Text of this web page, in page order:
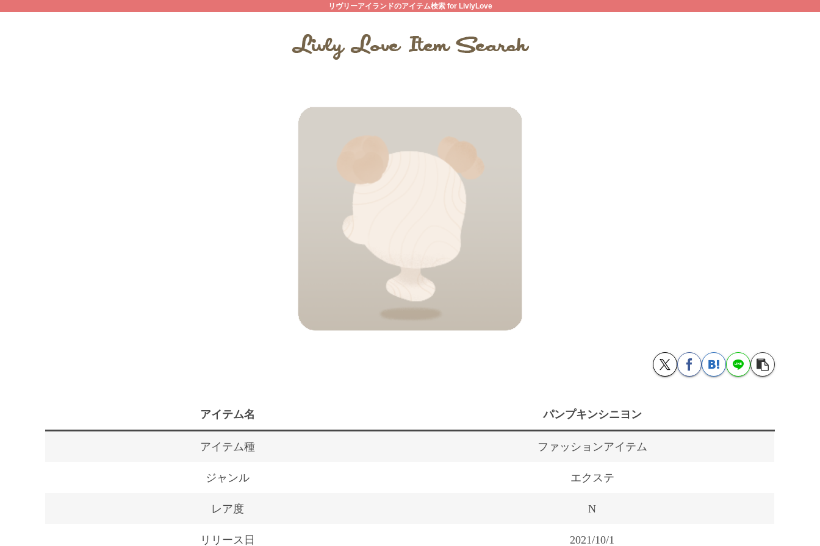
リヴリーアイランドのアイテム検索 for LivlyLove
アイテム名 パンプキンシニヨン
アイテム種 ファッションアイテム
ジャンル エクステ
レア度 N
リリース日 2021/10/1